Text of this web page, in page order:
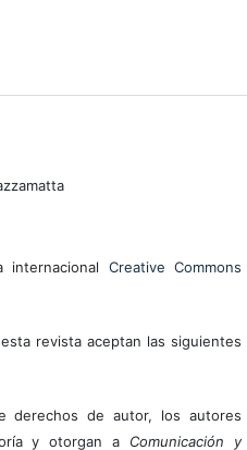
internacional Creative Commons
revista aceptan las siguientes
derechos de autor, los autores
y otorgan a Comunicación y